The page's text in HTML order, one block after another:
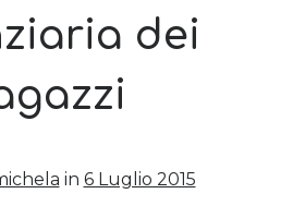
l’avventura di Eticoin
Finanziaria nei soggiorni estivi per
dei
in 6 Luglio 2015